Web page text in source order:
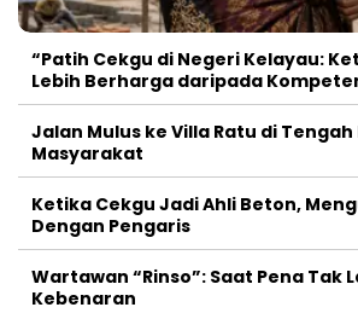
“Patih Cekgu di Negeri Kelayau:
Lebih Berharga daripada
Jalan Mulus ke Villa Ratu di Tengah
Masyarakat
Ketika Cekgu Jadi Ahli Beton,
Dengan Pengaris
Wartawan “Rinso”: Saat Pena Tak
Kebenaran